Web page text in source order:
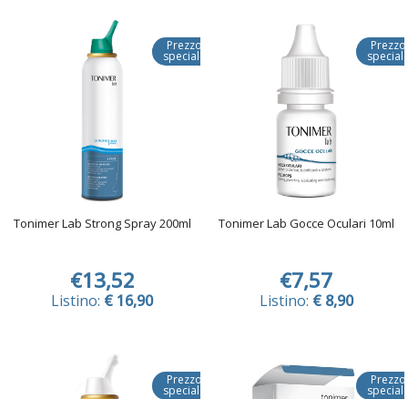
Prezzo
speciale
Tonimer Lab Strong Spray 200ml
€13,52
Listino: € 16,90
Prezzo
Tonimer Lab Gocce Oculari 10ml
€7,57
Listino: € 8,90
Prezzo
speciale
Prezzo